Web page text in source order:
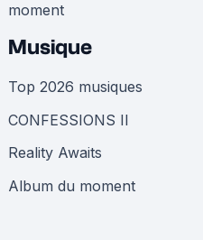
moment
Musique
Top 2026 musiques
CONFESSIONS II
Reality Awaits
Album du moment